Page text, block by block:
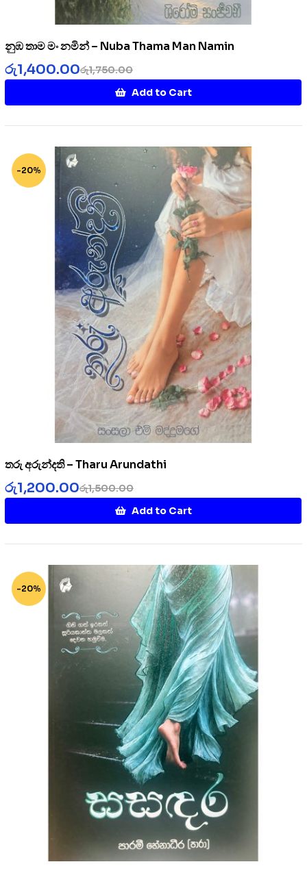
නුඹ තාම මං නමින් – Nuba Thama Man Namin
රු1,750.00
රු1,400.00
Add to Cart
-20%
තරු අරුන්දති – Tharu Arundathi
රු1,500.00
රු1,200.00
Add to Cart
-20%